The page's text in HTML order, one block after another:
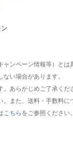
ンペーン情報等）とは
い場合があります。
あらかじめご了承くだ
また、送料・手数料に
こちら をご参照ください。